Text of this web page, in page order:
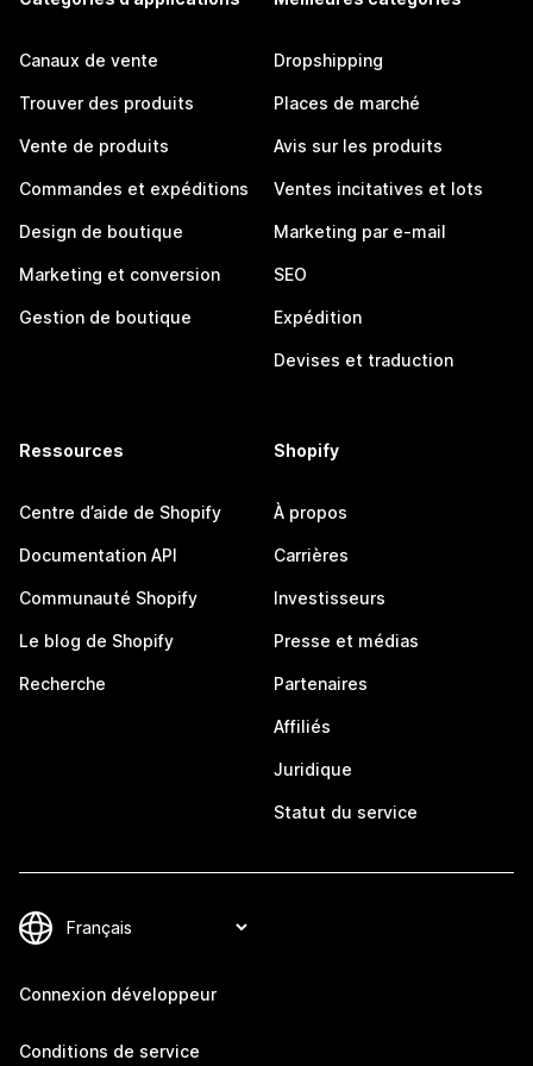
Canaux de vente
Trouver des produits
Vente de produits
Commandes et expéditions
Design de boutique
Marketing et conversion
Gestion de boutique
Dropshipping
Places de marché
Avis sur les produits
Ventes incitatives et lots
Marketing par e-mail
SEO
Expédition
Devises et traduction
Ressources
Centre d’aide de Shopify
Documentation API
Communauté Shopify
Le blog de Shopify
Recherche
Shopify
À propos
Carrières
Investisseurs
Presse et médias
Partenaires
Affiliés
Juridique
Statut du service
Connexion développeur
Conditions de service